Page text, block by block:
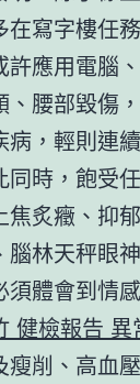
在寫字樓任
許應用電腦
、腰部毀傷
病，輕則連
同時，飽受
炙癥、抑
腦林天秤眼
體會到情
健檢報告 異
削、高血